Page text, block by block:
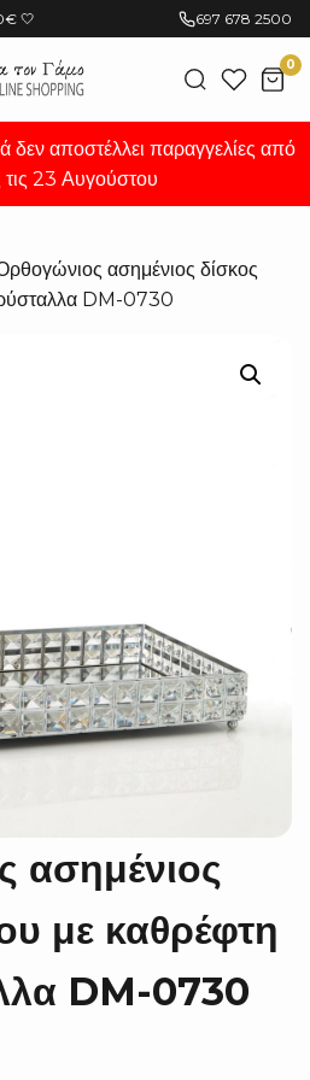
🤍 697 678 2500
0
δεν αποστέλλει παραγγελίες από
τις 23 Αυγούστου
ασημένιος δίσκος
DM-0730
ασημένιος
με καθρέφτη
DM-0730